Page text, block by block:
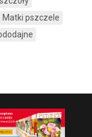
Matki pszczele